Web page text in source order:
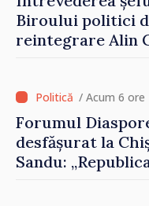
Biroului politici
reintegrare Alin
Crucii Roșii în
/ Acum 6 ore
Forumul
desfășurat la
Sandu: